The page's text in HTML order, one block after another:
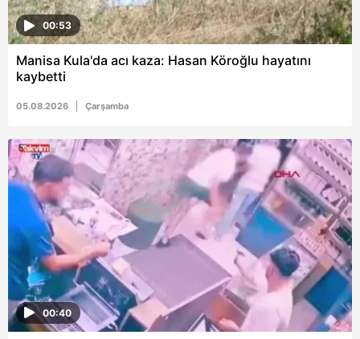
00:53
Manisa Kula'da acı kaza: Hasan Köroğlu hayatını
kaybetti
05.08.2026 Çarşamba
00:40